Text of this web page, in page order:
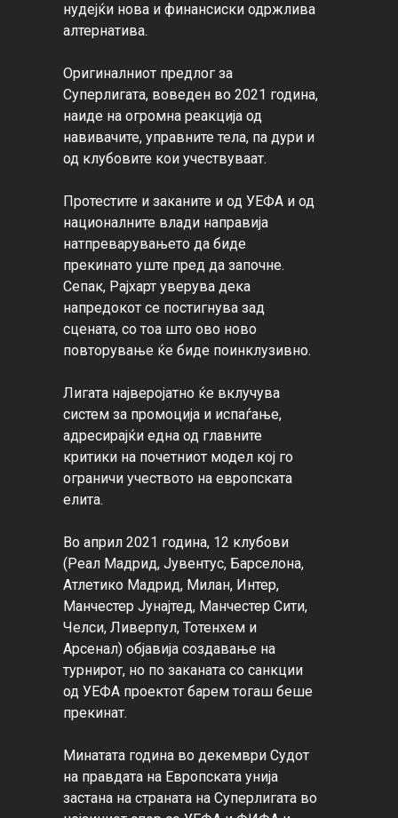
нудејќи нова и финансиски одржлива
алтернатива.
Оригиналниот предлог за
Суперлигата, воведен во 2021 година,
наиде на огромна реакција од
навивачите, управните тела, па дури и
од клубовите кои учествуваат.
Протестите и заканите и од УЕФА и од
националните влади направија
натпреварувањето да биде
прекинато уште пред да започне.
Сепак, Рајхарт уверува дека
напредокот се постигнува зад
сцената, со тоа што ово ново
повторување ќе биде поинклузивно.
Лигата најверојатно ќе вклучува
систем за промоција и испаѓање,
адресирајќи една од главните
критики на почетниот модел кој го
ограничи учеството на европската
елита.
Во април 2021 година, 12 клубови
(Реал Мадрид, Јувентус, Барселона,
Атлетико Мадрид, Милан, Интер,
Манчестер Јунајтед, Манчестер Сити,
Челси, Ливерпул, Тотенхем и
Арсенал) објавија создавање на
турнирот, но по заканата со санкции
од УЕФА проектот барем тогаш беше
прекинат.
Минатата година во декември Судот
на правдата на Европската унија
застана на страната на Суперлигата во